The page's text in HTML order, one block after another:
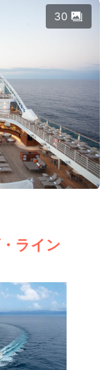
30
ライン